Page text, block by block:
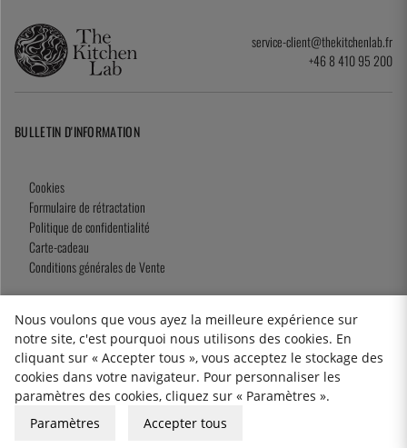
service-client@thekitchenlab.fr
+46 8 410 95 200
BULLETIN D'INFORMATION
Cookies
Formulaire de rétractation
Politique de confidentialité
Carte-cadeau
Conditions générales de Vente
2026 KitchenLab AB
Nous voulons que vous ayez la meilleure expérience sur
notre site, c'est pourquoi nous utilisons des cookies. En
cliquant sur « Accepter tous », vous acceptez le stockage des
cookies dans votre navigateur. Pour personnaliser les
paramètres des cookies, cliquez sur « Paramètres ».
Paramètres
Accepter tous